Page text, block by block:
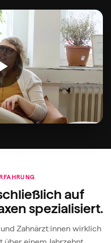
auf
spezialisiert.
Zahnärzt:innen wirklich